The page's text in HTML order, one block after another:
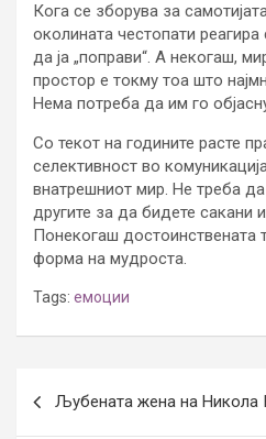
Кога се зборува за
околината честопати
да ја „поправи“. А некогаш,
простор е токму тоа што
Нема потреба да им го
Со текот на годините расте
селективност во
внатрешниот мир. Не треба
другите за да бидете сакани
Понекогаш достоинствената
форма на мудроста.
Tags: емоции
navigation
Љубената жена на Никола